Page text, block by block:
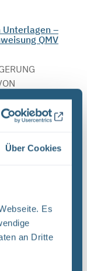
Über Cookies
Es
an Dritte
Unterlagen –
QMV
QMV